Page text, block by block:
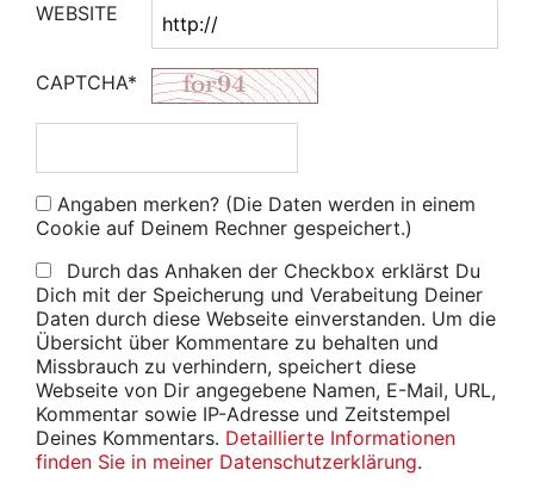
WEBSITE
CAPTCHA*
Angaben merken? (Die Daten werden in einem
Cookie auf Deinem Rechner gespeichert.)
Durch das Anhaken der Checkbox erklärst Du
Dich mit der Speicherung und Verabeitung Deiner
Daten durch diese Webseite einverstanden. Um die
Übersicht über Kommentare zu behalten und
Missbrauch zu verhindern, speichert diese
Webseite von Dir angegebene Namen, E-Mail, URL,
Kommentar sowie IP-Adresse und Zeitstempel
Deines Kommentars. Detaillierte Informationen
finden Sie in meiner Datenschutzerklärung.